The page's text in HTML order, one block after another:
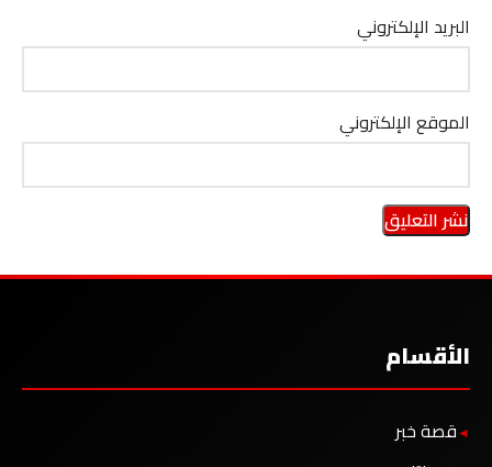
البريد الإلكتروني
الموقع الإلكتروني
الأقسام
قصة خبر